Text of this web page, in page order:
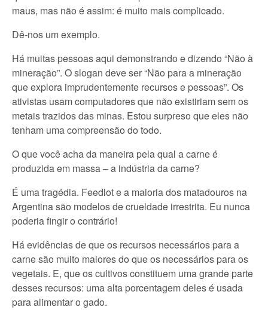
maus, mas não é assim: é muito mais complicado.
Dê-nos um exemplo.
Há muitas pessoas aqui demonstrando e dizendo “Não à
mineração”. O slogan deve ser “Não para a mineração
que explora imprudentemente recursos e pessoas”. Os
ativistas usam computadores que não existiriam sem os
metais trazidos das minas. Estou surpreso que eles não
tenham uma compreensão do todo.
O que você acha da maneira pela qual a carne é
produzida em massa – a indústria da carne?
É uma tragédia. Feedlot e a maioria dos matadouros na
Argentina são modelos de crueldade irrestrita. Eu nunca
poderia fingir o contrário!
Há evidências de que os recursos necessários para a
carne são muito maiores do que os necessários para os
vegetais. E, que os cultivos constituem uma grande parte
desses recursos: uma alta porcentagem deles é usada
para alimentar o gado.